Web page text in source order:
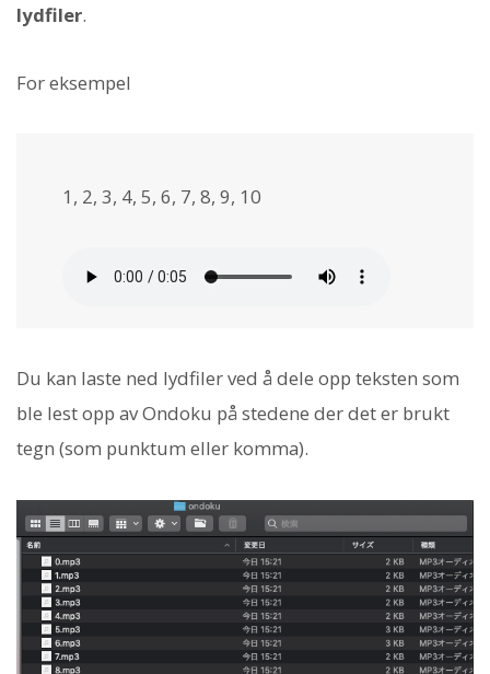
lydfiler.
For eksempel
1, 2, 3, 4, 5, 6, 7, 8, 9, 10
Du kan laste ned lydfiler ved å dele opp teksten som
ble lest opp av Ondoku på stedene der det er brukt
tegn (som punktum eller komma).